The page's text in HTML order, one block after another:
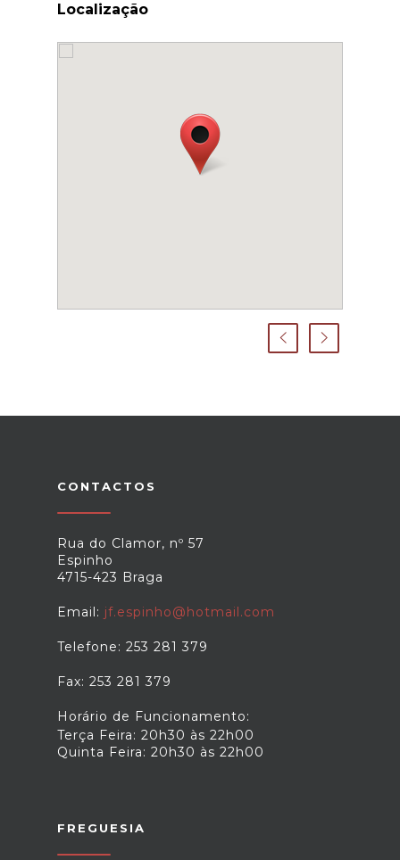
Localização
CONTACTOS
Rua do Clamor, nº 57
Espinho
4715-423 Braga
Email: jf.espinho@hotmail.com
Telefone: 253 281 379
Fax: 253 281 379
Horário de Funcionamento:
Terça Feira: 20h30 às 22h00
Quinta Feira: 20h30 às 22h00
FREGUESIA